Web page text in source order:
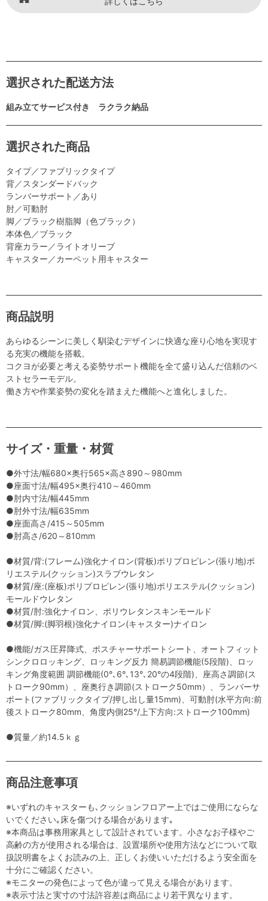
選択された配送方法
組み立てサービス付き ラクラク納品
選択された商品
タイプ／ファブリックタイプ
背／スタンダードバック
ランバーサポート／あり
肘／可動肘
脚／ブラック樹脂脚（色ブラック）
本体色／ブラック
背座カラー／ライトオリーブ
キャスター／カーペット用キャスター
商品説明
あらゆるシーンに美しく馴染むデザインに快適な座り心地を実現す
る充実の機能を搭載。
コクヨが必要と考える姿勢サポート機能を全て盛り込んだ信頼のベ
ストセラーモデル。
働き方や作業姿勢の変化を踏まえた機能へと進化しました。
サイズ・重量・材質
●外寸法/幅680×奥行565×高さ890～980mm
●座面寸法/幅495×奥行410～460mm
●肘内寸法/幅445mm
●肘外寸法/幅635mm
●座面高さ/415～505mm
●肘高さ/620～810mm
●材質/背:(フレーム)強化ナイロン(背板)ポリプロピレン(張り地)ポ
リエステル(クッション)スラブウレタン
●材質/座:(座板)ポリプロピレン(張り地)ポリエステル(クッション)
モールドウレタン
●材質/肘:強化ナイロン、ポリウレタンスキンモールド
●材質/脚:(脚羽根)強化ナイロン(キャスター)ナイロン
●機能/ガス圧昇降式、ポスチャーサポートシート、オートフィット
シンクロロッキング、ロッキング反力 簡易調節機能(5段階)、ロッ
キング角度範囲 調節機能(0°､6°､13°､20°の4段階)、座高さ調節(ス
トローク90mm）、座奥行き調節(ストローク50mm）、ランバーサ
ポート(ファブリックタイプ/押し出し量15mm)、可動肘(水平方向:前
後ストローク80mm、角度内側25°/上下方向:ストローク100mm)
●質量／約14.5ｋｇ
商品注意事項
※いずれのキャスターも､クッションフロアー上ではご使用にならな
いでください｡床を傷つける場合があります｡
※本商品は事務用家具として設計されています。小さなお子様やご
高齢の方が使用される場合は、設置場所や使用方法などについて取
扱説明書をよくお読みの上、正しくお使いいただけるよう安全面を
十分にご確認ください。
※モニターの発色によって色が違って見える場合があります。
※表示寸法と実寸の寸法許容差は商品により若干異なります。